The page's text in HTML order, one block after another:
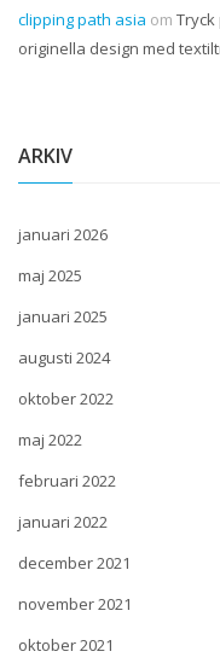
clipping path asia om
originella design med
ARKIV
januari 2026
maj 2025
januari 2025
augusti 2024
oktober 2022
maj 2022
februari 2022
januari 2022
december 2021
november 2021
oktober 2021